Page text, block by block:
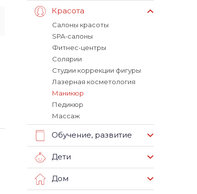
Красота
Салоны красоты
SPA-салоны
Фитнес-центры
Солярии
Студии коррекции фигуры
Лазерная косметология
Маникюр
Педикюр
Массаж
Обучение, развитие
Дети
Дом